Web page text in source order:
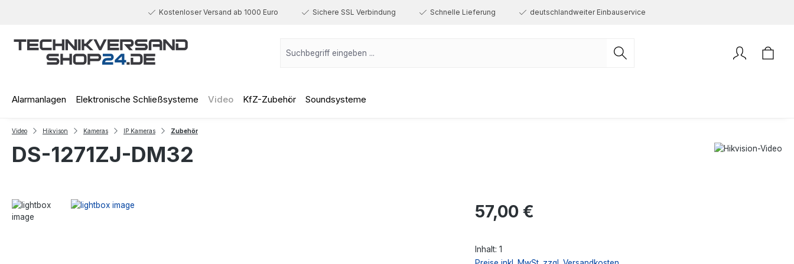
Kostenloser Versand ab 1000 Euro Sichere SSL Verbindung Schnelle Lieferung deutschlandweiter Einbauservice
Alarmanlagen Elektronische Schließsysteme Video KfZ-Zubehör Soundsysteme
Video Hikvison Kameras IP Kameras Zubehör
DS-1271ZJ-DM32
Regulärer Preis:
57,00 €
Inhalt: 1